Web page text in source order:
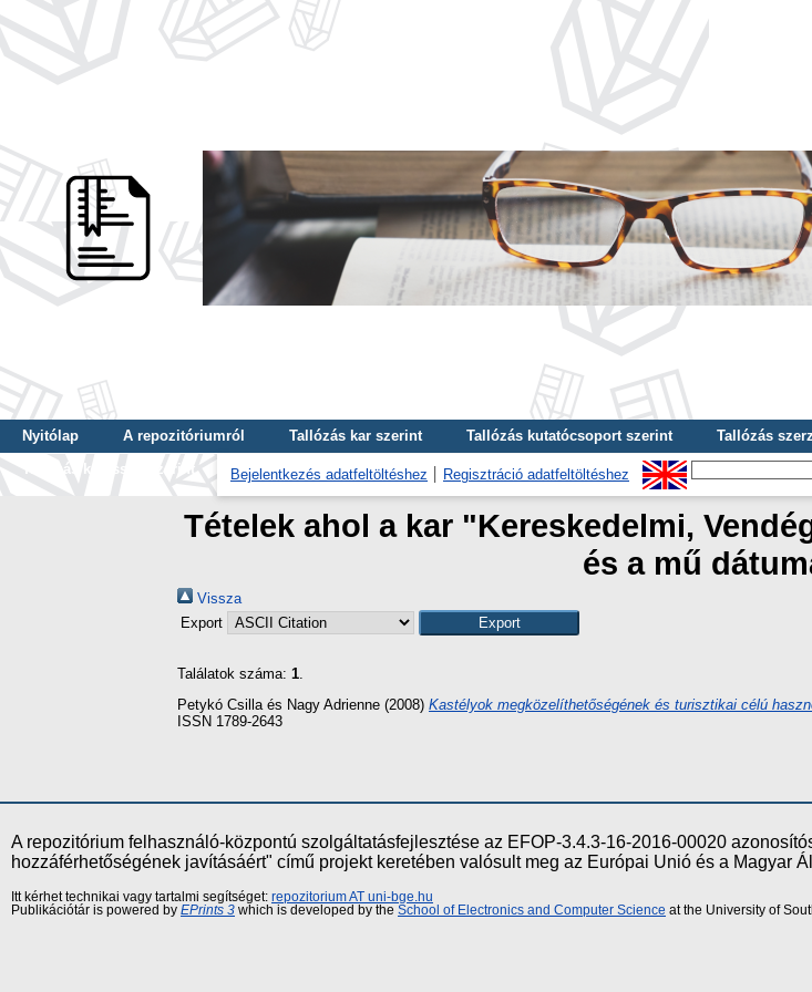
Nyitólap A repozitóriumról Tallózás kar szerint Tallózás kutatócsoport szerint Tallózás
Tallózás kulcsszó szerint
Bejelentkezés adatfeltöltéshez Regisztráció adatfeltöltéshez
Tételek ahol a kar "Kereskedelmi,
és a mű
Vissza
Export
Találatok száma: 1.
Petykó Csilla és Nagy Adrienne (2008) Kastélyok megközelíthetőségének és turisztikai célú
ISSN 1789-2643
A repozitórium felhasználó-központú szolgáltatásfejlesztése az EFOP-3.4.3-16-2016-00020
hozzáférhetőségének javításáért" című projekt keretében valósult meg az Európai Unió és a Magyar
Itt kérhet technikai vagy tartalmi segítséget: repozitorium AT uni-bge.hu
Publikációtár is powered by EPrints 3 which is developed by the School of Electronics and Computer Science at the University of